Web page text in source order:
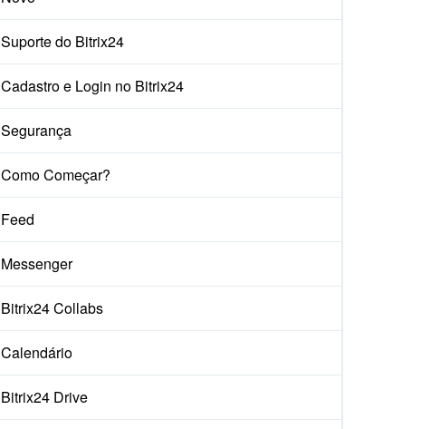
Suporte do Bitrix24
Cadastro e Login no Bitrix24
Segurança
Como Começar?
Feed
Messenger
Bitrix24 Collabs
Calendário
Bitrix24 Drive